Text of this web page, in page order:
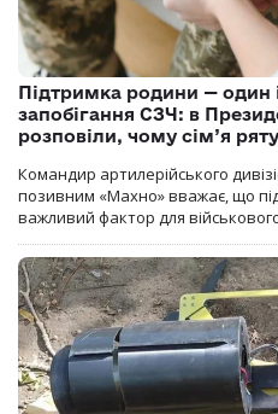
Підтримка родини — один
запобігання СЗЧ: в
розповіли, чому сім’я
Командир артилерійського
позивним «Махно» вважає, що
важливий фактор для